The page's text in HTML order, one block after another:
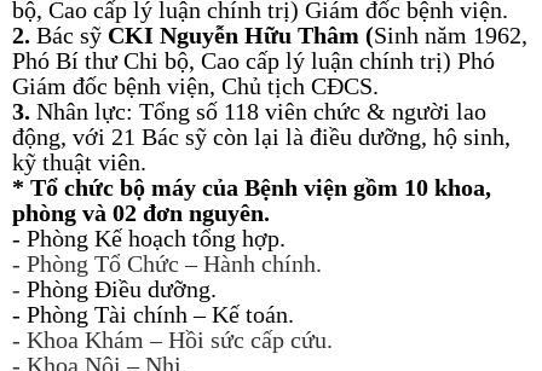
bộ, Cao cấp lý luận chính trị) Giám đốc bệnh viện.
2. Bác sỹ CKI Nguyễn Hữu Thâm (Sinh năm 1962,
Phó Bí thư Chi bộ, Cao cấp lý luận chính trị) Phó
Giám đốc bệnh viện, Chủ tịch CĐCS.
3. Nhân lực: Tổng số 118 viên chức & người lao
động, với 21 Bác sỹ còn lại là điều dưỡng, hộ sinh,
kỹ thuật viên.
* Tổ chức bộ máy của Bệnh viện gồm 10 khoa,
phòng và 02 đơn nguyên.
- Phòng Kế hoạch tổng hợp.
- Phòng Tổ Chức – Hành chính.
- Phòng Điều dưỡng.
- Phòng Tài chính – Kế toán.
- Khoa Khám – Hồi sức cấp cứu.
- Khoa Nội – Nhi.